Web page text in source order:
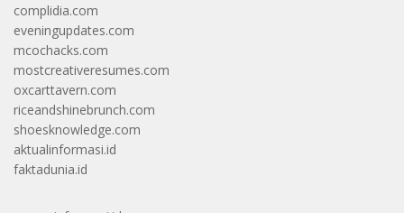
complidia.com
eveningupdates.com
mcochacks.com
mostcreativeresumes.com
oxcarttavern.com
riceandshinebrunch.com
shoesknowledge.com
aktualinformasi.id
faktadunia.id